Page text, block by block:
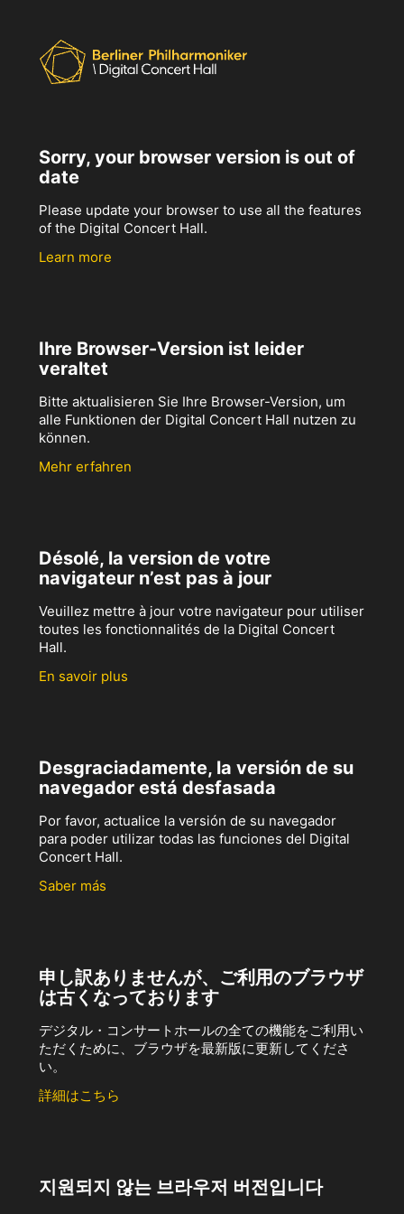
Sorry, your browser version is out of
date
Please update your browser to use all the features
of the Digital Concert Hall.
Learn more
Ihre Browser-Version ist leider
veraltet
Bitte aktualisieren Sie Ihre Browser-Version, um
alle Funktionen der Digital Concert Hall nutzen zu
können.
Mehr erfahren
Désolé, la version de votre
navigateur n’est pas à jour
Veuillez mettre à jour votre navigateur pour utiliser
toutes les fonctionnalités de la Digital Concert
Hall.
En savoir plus
Desgraciadamente, la versión de su
navegador está desfasada
Por favor, actualice la versión de su navegador
para poder utilizar todas las funciones del Digital
Concert Hall.
Saber más
申し訳ありませんが、ご利用のブラウザ
は古くなっております
デジタル・コンサートホールの全ての機能をご利用い
ただくために、ブラウザを最新版に更新してくださ
い。
詳細はこちら
지원되지 않는 브라우저 버전입니다